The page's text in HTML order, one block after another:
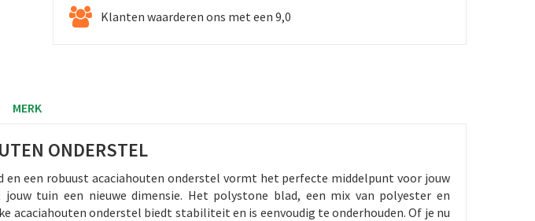
Klanten waarderen ons met een 9,0
MERK
ONDERSTEL
een robuust acaciahouten onderstel vormt het perfecte middelpunt voor jouw
tuin een nieuwe dimensie. Het polystone blad, een mix van polyester en
acaciahouten onderstel biedt stabiliteit en is eenvoudig te onderhouden. Of je nu